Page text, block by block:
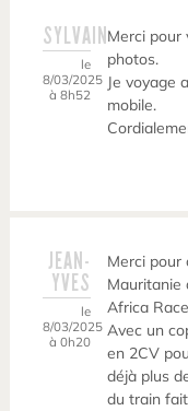
SYLVAIN
le
8/03/2025
à 8h52
Merci pour
photos.
Je voyage
mobile.
JEAN-
YVES
le
8/03/2025
à 0h20
Merci pour
Mauritanie
Africa
Avec un
en 2CV
déjà plus
du train